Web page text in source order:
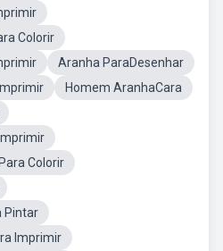
Colorir
Aranha ParaDesenhar
Homem AranhaCara
Colorir
Pintar
Imprimir